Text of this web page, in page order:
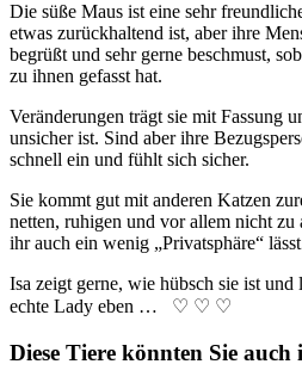
Die süße Maus ist eine sehr
et­was zu­rück­hal­tend ist, aber ihre
be­grüßt und sehr gerne be­schmust,
zu ihn­en ge­fasst hat.
Veränderungen trägt sie mit Fass­ung
un­sich­er ist. Sind aber ihre
schnell ein und fühlt sich sich­er.
Sie kommt gut mit an­der­en Katz­en
nett­en, ruhig­en und vor allem nicht
ihr auch ein we­nig „Pri­vats­phäre“
Isa zeigt gerne, wie hübsch sie ist
echte Lady eben … ♡ ♡ ♡
Diese Tiere könnten Sie auch